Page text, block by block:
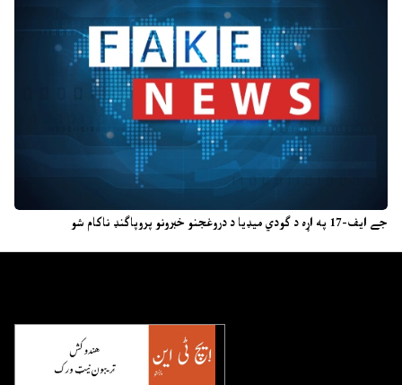
جے ایف-17 په اړه د ګودي میډیا د دروغجنو خبرونو پروپاګنډ ناکام شو